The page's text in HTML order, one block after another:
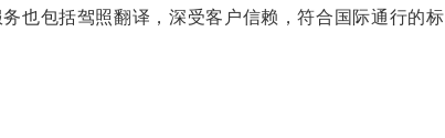
也包括驾照翻译，深受客户信赖，符合国际通行的标